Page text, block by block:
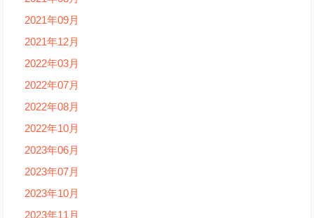
2021年09月
2021年12月
2022年03月
2022年07月
2022年08月
2022年10月
2023年06月
2023年07月
2023年10月
2023年11月